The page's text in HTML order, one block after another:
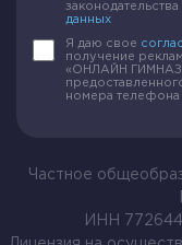
законодательства
данных
Я даю свое
получение
«ОНЛАЙН
номера телефона
Частное
ИНН